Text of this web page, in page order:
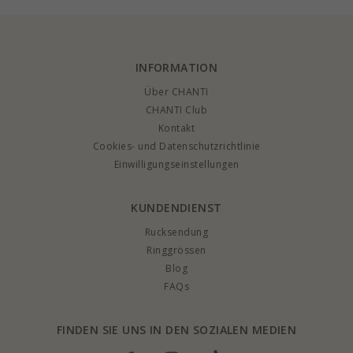
INFORMATION
Über CHANTI
CHANTI Club
Kontakt
Cookies- und Datenschutzrichtlinie
Einwilligungseinstellungen
KUNDENDIENST
Rucksendung
Ringgrössen
Blog
FAQs
FINDEN SIE UNS IN DEN SOZIALEN MEDIEN